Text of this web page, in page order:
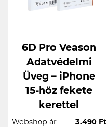
6D Pro Veason
Adatvédelmi
Üveg – iPhone
15-höz fekete
kerettel
Webshop ár 3.490 Ft